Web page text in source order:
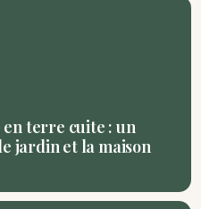
terre cuite : un
jardin et la maison